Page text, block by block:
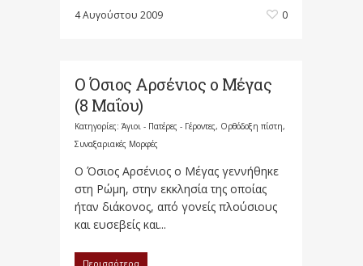
4 Αυγούστου 2009 0
Ο Όσιος Αρσένιος ο Μέγας
(8 Μαΐου)
Κατηγορίες: Άγιοι - Πατέρες - Γέροντες, Ορθόδοξη πίστη,
Συναξαριακές Μορφές
Ο Όσιος Αρσένιος ο Μέγας γεννήθηκε
στη Ρώμη, στην εκκλησία της οποίας
ήταν διάκονος, από γονείς πλούσιους
και ευσεβείς και...
Περισσότερα